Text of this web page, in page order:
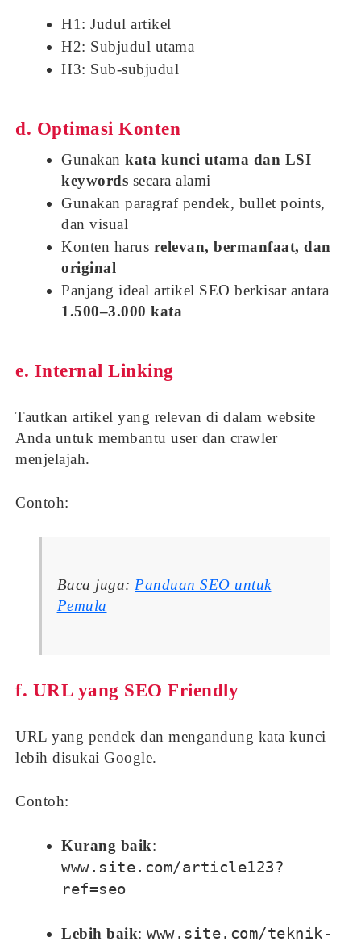
H1: Judul artikel
H2: Subjudul utama
H3: Sub-subjudul
d. Optimasi Konten
Gunakan kata kunci utama dan LSI
keywords secara alami
Gunakan paragraf pendek, bullet points,
dan visual
Konten harus relevan, bermanfaat, dan
original
Panjang ideal artikel SEO berkisar antara
1.500–3.000 kata
e. Internal Linking
Tautkan artikel yang relevan di dalam website
Anda untuk membantu user dan crawler
menjelajah.
Contoh:
Baca juga: Panduan SEO untuk
Pemula
f. URL yang SEO Friendly
URL yang pendek dan mengandung kata kunci
lebih disukai Google.
Contoh:
Kurang baik:
www.site.com/article123?
ref=seo
Lebih baik: www.site.com/teknik-